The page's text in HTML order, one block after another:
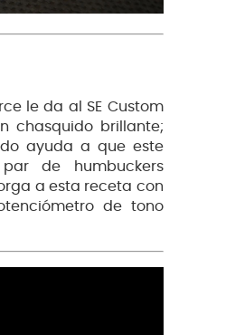
le da al SE Custom
chasquido brillante;
ayuda a que este
de humbuckers
a esta receta con
de tono